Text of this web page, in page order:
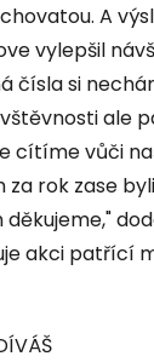
A
vylepšil
čísla si
ale
cítíme vůči
rok zase
akci patřící